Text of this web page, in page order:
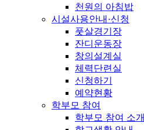
천원의 아침밥
시설사용안내·신청
풋살경기장
잔디운동장
창의설계실
체력단련실
신청하기
예약현황
학부모 참여
학부모 참여 소개